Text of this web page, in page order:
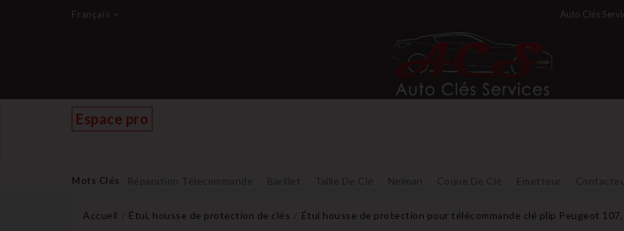
Français Auto Clés
Espace pro
Mots Clés Réparation Télecommande Barillet Taille De Clé Neiman Coque De Clé Emetteur
Accueil Étui, housse de protection de clés Étui housse de protection pour télécommande clé plip Peugeot